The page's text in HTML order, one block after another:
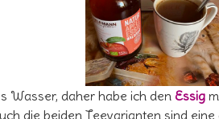
Wasser, daher habe ich denEssig
die beiden Teevarianten sind